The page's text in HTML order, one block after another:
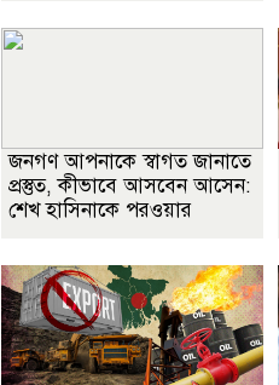
জনগণ আপনাকে স্বাগত জানাতে
প্রস্তুত, কীভাবে আসবেন আসেন:
শেখ হাসিনাকে পরওয়ার